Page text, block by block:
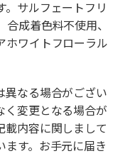
。サルフェートフリ
成着色料不使用、
ホワイトフローラル
なる場合がござい
く変更となる場合が
載内容に関しまして
ます。お手元に届き